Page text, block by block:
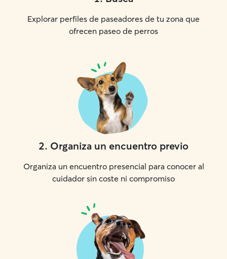
Explorar perfiles de paseadores de tu zona que
ofrecen paseo de perros
2. Organiza un encuentro previo
Organiza un encuentro presencial para conocer al
cuidador sin coste ni compromiso